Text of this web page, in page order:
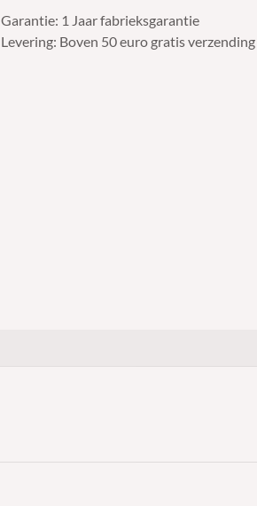
Garantie: 1 Jaar fabrieksgarantie
Levering: Boven 50 euro gratis verzending